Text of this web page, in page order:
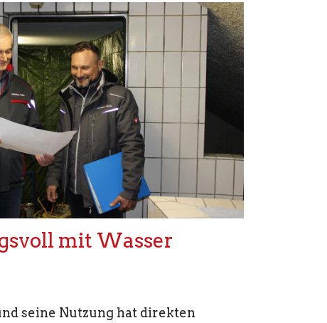
mit Wasser
seine Nutzung hat direkten